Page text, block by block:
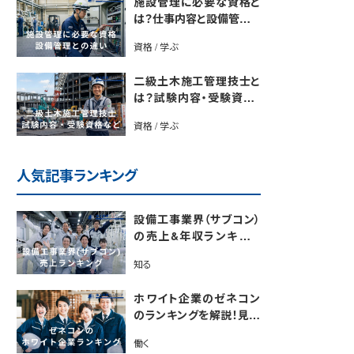
は？仕事内容と設備管理と
資格 / 学ぶ
二級土木施工管理技士と
は？試験内容・受験資格・
資格 / 学ぶ
人気記事ランキング
設備工事業界（サブコン）
の売上&年収ランキング
設備ジャンル別】今後の動
知る
ホワイト企業のゼネコン
のランキングを解説！見極
版】
働く